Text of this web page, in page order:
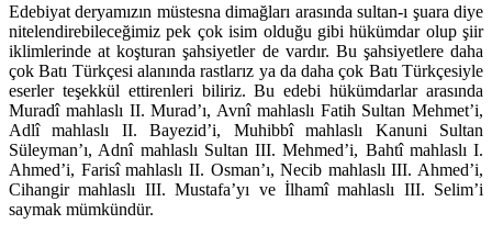
Edebiyat deryamızın müstesna dimağları arasında sultan-ı şuara diye
nitelendirebileceğimiz pek çok isim olduğu gibi hükümdar olup şiir
iklimlerinde at koşturan şahsiyetler de vardır. Bu şahsiyetlere daha
çok Batı Türkçesi alanında rastlarız ya da daha çok Batı Türkçesiyle
eserler teşekkül ettirenleri biliriz. Bu edebi hükümdarlar arasında
Muradî mahlaslı II. Murad’ı, Avnî mahlaslı Fatih Sultan Mehmet’i,
Adlî mahlaslı II. Bayezid’i, Muhibbî mahlaslı Kanuni Sultan
Süleyman’ı, Adnî mahlaslı Sultan III. Mehmed’i, Bahtî mahlaslı I.
Ahmed’i, Farisî mahlaslı II. Osman’ı, Necib mahlaslı III. Ahmed’i,
Cihangir mahlaslı III. Mustafa’yı ve İlhamî mahlaslı III. Selim’i
saymak mümkündür.